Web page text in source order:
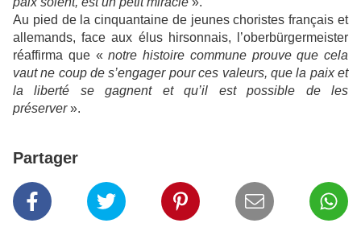
Au pied de la cinquantaine de jeunes choristes français et
allemands, face aux élus hirsonnais, l’oberbürgermeister
réaffirma que «notre histoire commune prouve que cela
vaut ne coup de s’engager pour ces valeurs, que la paix et
la liberté se gagnent et qu’il est possible de les
préserver».
Partager